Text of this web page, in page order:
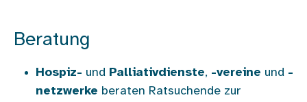
Beratung
Hospiz- und Palliativdienste, -vereine und -
netzwerke beraten Ratsuchende zur